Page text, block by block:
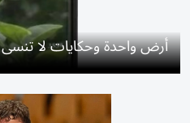
أرض واحدة وحكايات لا تنسى